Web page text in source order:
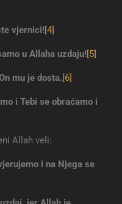
vjernici![4]
u Allaha uzdaju![5]
mu je dosta.[6]
i Tebi se obraćamo i
Allah veli:
i na Njega se